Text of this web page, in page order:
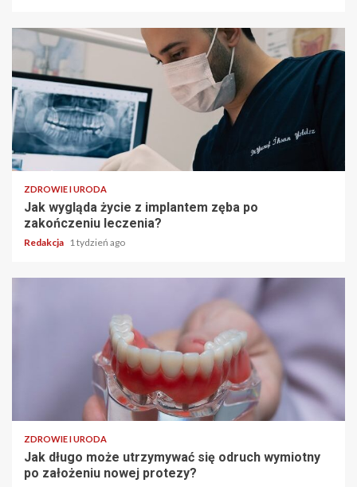
ZDROWIE I URODA
Jak wygląda życie z implantem zęba po
zakończeniu leczenia?
Redakcja 1 tydzień ago
ZDROWIE I URODA
Jak długo może utrzymywać się odruch wymiotny
po założeniu nowej protezy?